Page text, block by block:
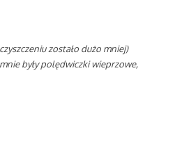
zostało dużo mniej)
były polędwiczki wieprzowe,